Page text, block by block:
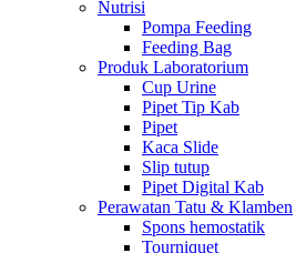
Nutrisi
Pompa Feeding
Feeding Bag
Produk Laboratorium
Cup Urine
Pipet Tip Kab
Pipet
Kaca Slide
Slip tutup
Pipet Digital Kab
Perawatan Tatu & Klamben
Spons hemostatik
Tourniquet